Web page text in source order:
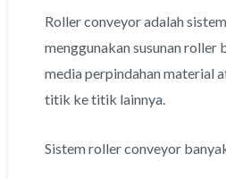
Roller conveyor adalah
menggunakan susunan roller
media perpindahan material
titik ke titik lainnya.
Sistem roller conveyor